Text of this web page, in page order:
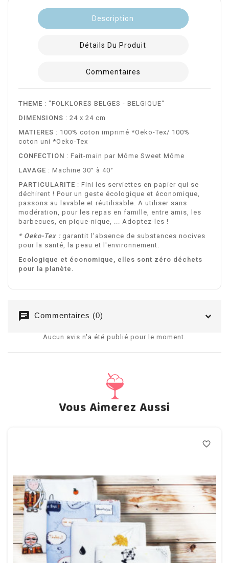
Description
Détails Du Produit
Commentaires
THEME : "FOLKLORES BELGES - BELGIQUE"
DIMENSIONS : 24 x 24 cm
MATIERES : 100% coton imprimé *Oeko-Tex/ 100%
coton uni *Oeko-Tex
CONFECTION : Fait-main par Môme Sweet Môme
LAVAGE : Machine 30° à 40°
PARTICULARITE : Fini les serviettes en papier qui se
déchirent ! Pour un geste écologique et économique,
passons au lavable et réutilisable. A utiliser sans
modération, pour les repas en famille, entre amis, les
barbecues, en pique-nique, ... Adoptez-les !
* Oeko-Tex : garantit l'absence de substances nocives
pour la santé, la peau et l'environnement.
Ecologique et économique, elles sont zéro déchets
pour la planète.
chat Commentaires (0)
Aucun avis n'a été publié pour le moment.
Vous Aimerez Aussi
favorite_border